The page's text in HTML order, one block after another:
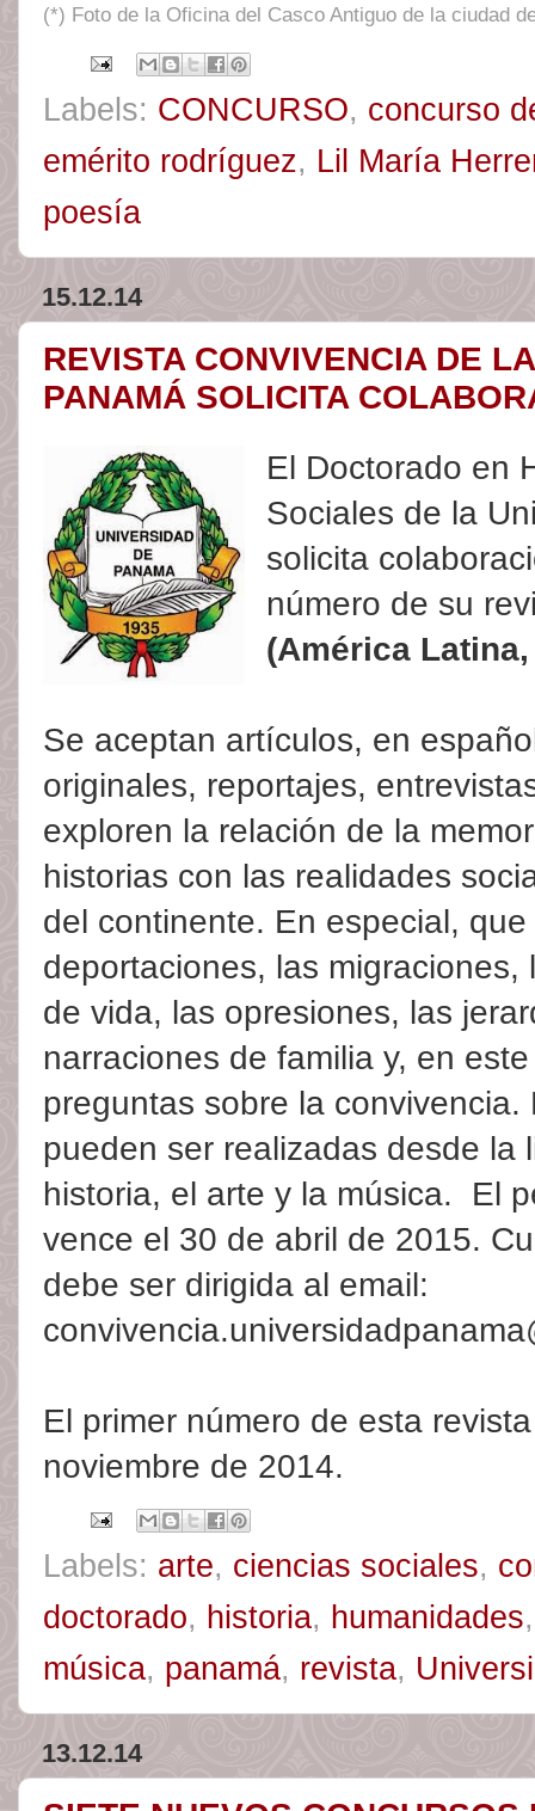
(*) Foto de la Oficina del Casco Antiguo de la ciudad
Labels: CONCURSO, concurso
emérito rodríguez, Lil María
poesía
15.12.14
REVISTA CONVIVENCIA DE
PANAMÁ SOLICITA
El Doctorado en
Sociales de la
solicita
número de su
(América
Se aceptan artículos, en
originales, reportajes,
exploren la relación de la
historias con las realidades
del continente. En especial,
deportaciones, las
de vida, las opresiones, las
narraciones de familia y, en
preguntas sobre la convivencia.
pueden ser realizadas desde la
historia, el arte y la música. El
vence el 30 de abril de 2015.
debe ser dirigida al email:
El primer número de esta
noviembre de 2014.
Labels: arte, ciencias sociales,
doctorado, historia, humanidades
música, panamá, revista,
13.12.14